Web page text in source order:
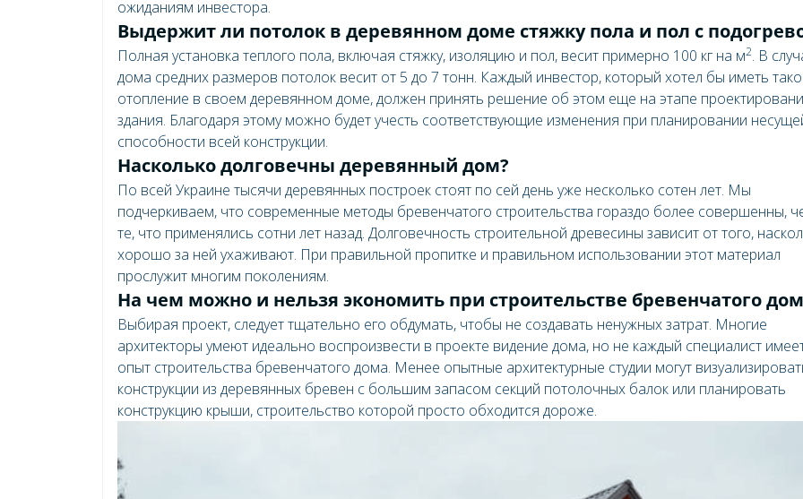
ожиданиям инвестора.
Выдержит ли потолок в деревянном доме стяжку пола и пол с
Полная установка теплого пола, включая стяжку, изоляцию и пол, весит примерно 100 кг на м2. В
дома средних размеров потолок весит от 5 до 7 тонн. Каждый инвестор, который хотел бы иметь
отопление в своем деревянном доме, должен принять решение об этом еще на этапе
здания. Благодаря этому можно будет учесть соответствующие изменения при планировании
способности всей конструкции.
Насколько долговечны деревянный дом?
По всей Украине тысячи деревянных построек стоят по сей день уже несколько сотен лет. Мы
подчеркиваем, что современные методы бревенчатого строительства гораздо более совершенны,
те, что применялись сотни лет назад. Долговечность строительной древесины зависит от того,
хорошо за ней ухаживают. При правильной пропитке и правильном использовании этот материал
прослужит многим поколениям.
На чем можно и нельзя экономить при строительстве бревенчатого
Выбирая проект, следует тщательно его обдумать, чтобы не создавать ненужных затрат. Многие
архитекторы умеют идеально воспроизвести в проекте видение дома, но не каждый специалист
опыт строительства бревенчатого дома. Менее опытные архитектурные студии могут
конструкции из деревянных бревен с большим запасом секций потолочных балок или планировать
конструкцию крыши, строительство которой просто обходится дороже.